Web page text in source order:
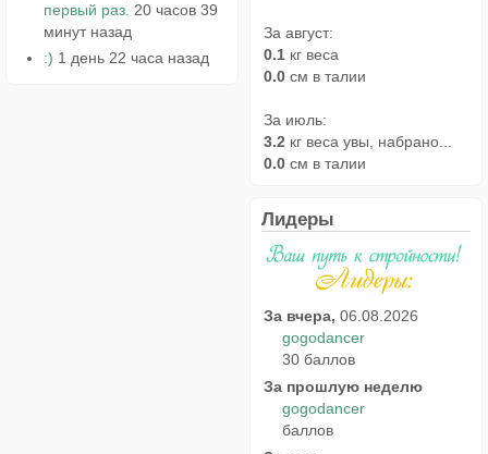
первый раз. 20 часов 39
минут назад
:) 1 день 22 часа назад
За август:
0.1 кг веса
0.0 см в талии
За июль:
3.2 кг веса увы, набрано...
0.0 см в талии
Лидеры
За вчера, 06.08.2026
gogodancer
30 баллов
За прошлую неделю
gogodancer
баллов